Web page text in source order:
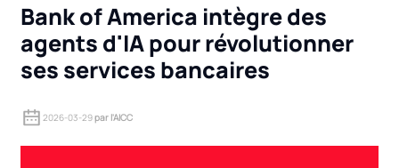
utilisation par les employés.
qu'elles vous
Bank of America intègre des
agents d'IA pour révolutionner
ses services bancaires
2026-03-29par l'AICC